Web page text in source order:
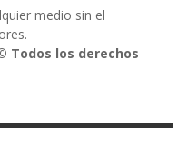
medio sin el
Todos los derechos